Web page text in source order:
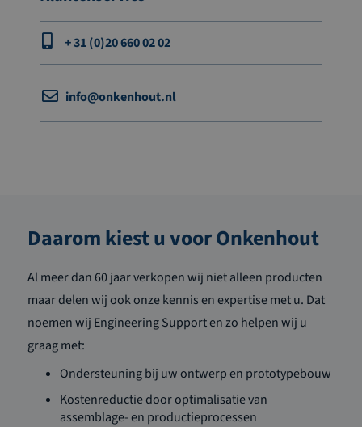
+ 31 (0)20 660 02 02
info@onkenhout.nl
Daarom kiest u voor Onkenhout
Al meer dan 60 jaar verkopen wij niet alleen producten
maar delen wij ook onze kennis en expertise met u. Dat
noemen wij Engineering Support en zo helpen wij u
graag met:
Ondersteuning bij uw ontwerp en prototypebouw
Kostenreductie door optimalisatie van
assemblage- en productieprocessen